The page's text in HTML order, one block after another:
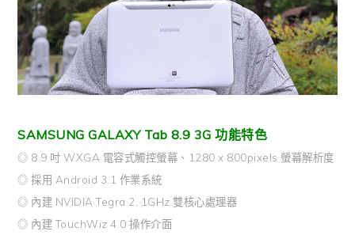
SAMSUNG GALAXY Tab 8.9 3G 功能特色
◎ 8.9 吋 WXGA 電容式觸控螢幕、1280 x 800pixels 螢幕解析度
◎ 採用 Android 3.1 作業系統
◎ 內建 NVIDIA Tegra 2, 1GHz 雙核心處理器
◎ 內建 TouchWiz 4.0 操作介面